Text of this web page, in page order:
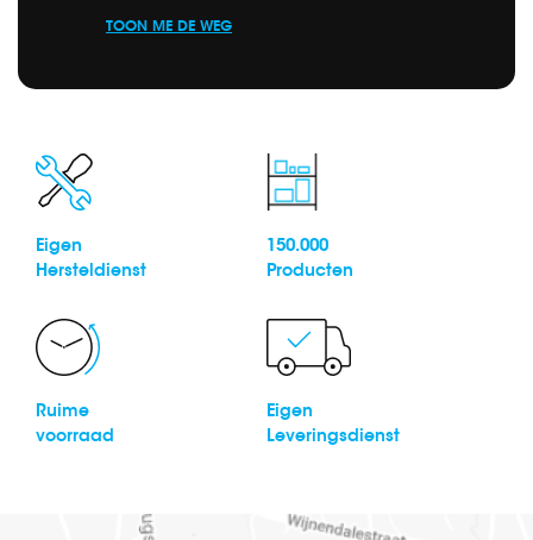
TOON ME DE WEG
Eigen
Hersteldienst
150.000
Producten
Ruime
voorraad
Eigen
Leveringsdienst